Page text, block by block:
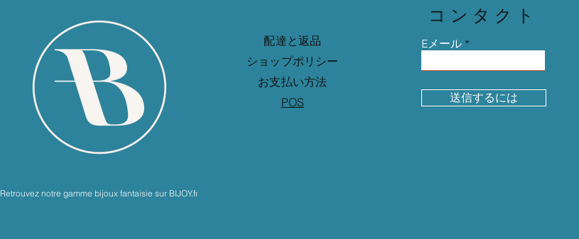
Retrouvez notre gamme bijoux fantaisie sur BIJOY.fr
配達と返品
ショップポリシー
お支払い方法
POS
コンタクト
Eメール
送信するには